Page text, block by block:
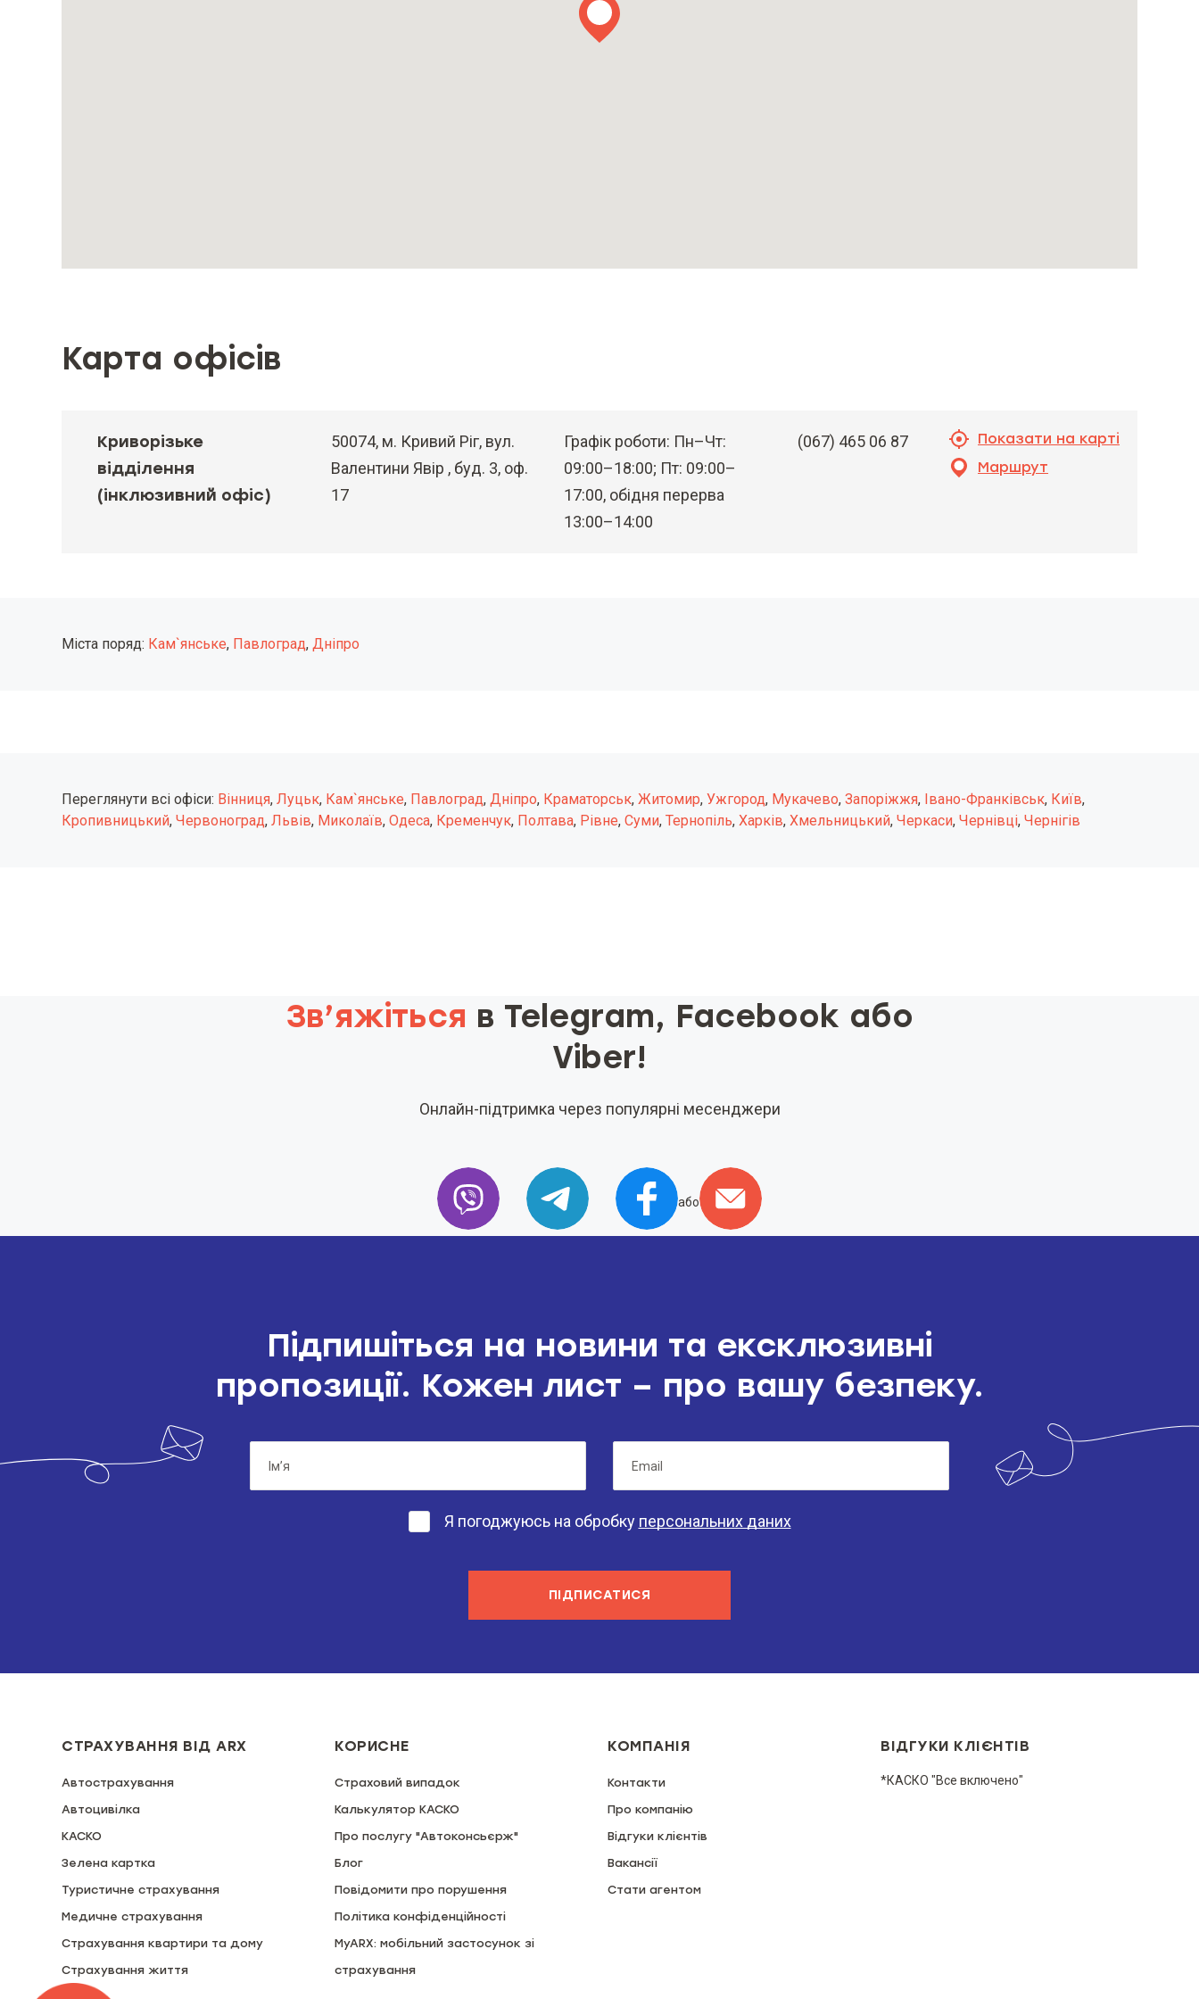
Карта офісів
Криворізьке
відділення
(інклюзивний офіс)
50074, м. Кривий Ріг, вул.
Валентини Явір , буд. 3, оф.
17
Графік роботи: Пн–Чт:
09:00–18:00; Пт: 09:00–
17:00, обідня перерва
13:00–14:00
(067) 465 06 87
Показати на карті
Маршрут
Міста поряд: Кам`янське, Павлоград, Дніпро
Переглянути всі офіси: Вінниця, Луцьк, Кам`янське, Павлоград, Дніпро, Краматорськ, Житомир, Ужгород, Мукачево, Запоріжжя, Івано-Франківськ, Київ,
Кропивницький, Червоноград, Львів, Миколаїв, Одеса, Кременчук, Полтава, Рівне, Суми, Тернопіль, Харків, Хмельницький, Черкаси, Чернівці, Чернігів
Зв’яжіться в Telegram, Facebook або
Viber!
Онлайн-підтримка через популярні месенджери
або
Підпишіться на новини та ексклюзивні
пропозиції. Кожен лист – про вашу безпеку.
Я погоджуюсь на обробку персональних даних
ПІДПИСАТИСЯ
СТРАХУВАННЯ ВІД ARX
Автострахування
Автоцивілка
КАСКО
Зелена картка
Туристичне страхування
Медичне страхування
Страхування квартири та дому
Страхування життя
КОРИСНЕ
Страховий випадок
Калькулятор КАСКО
Про послугу "Автоконсьєрж"
Блог
Повідомити про порушення
Політика конфіденційності
MyARX: мобільний застосунок зі
страхування
КОМПАНІЯ
Контакти
Про компанію
Відгуки клієнтів
Вакансії
Стати агентом
ВІДГУКИ КЛІЄНТІВ
*КАСКО "Все включено"